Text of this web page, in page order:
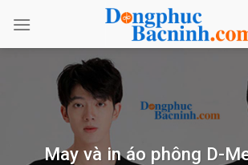
qua
nội
May và in áo phông D-